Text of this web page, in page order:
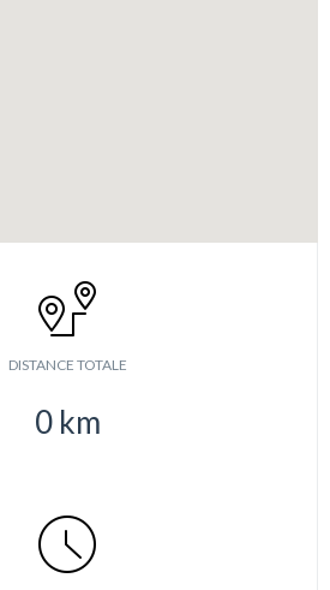
DISTANCE TOTALE
0 km